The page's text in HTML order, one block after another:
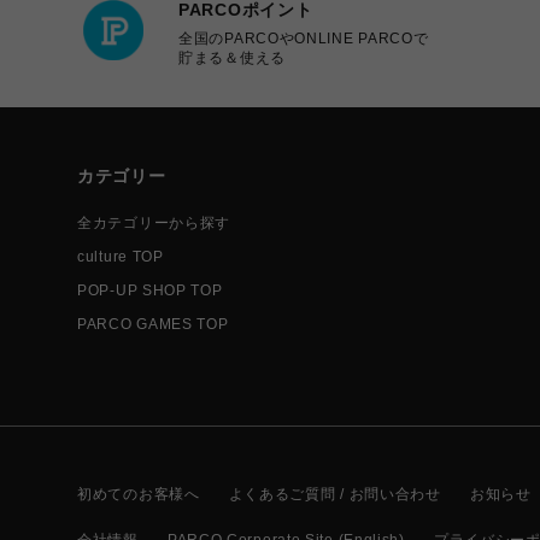
PARCOポイント
全国のPARCOやONLINE PARCOで
貯まる＆使える
カテゴリー
全カテゴリーから探す
culture TOP
POP-UP SHOP TOP
PARCO GAMES TOP
初めてのお客様へ よくあるご質問 / お問い合わせ お知らせ